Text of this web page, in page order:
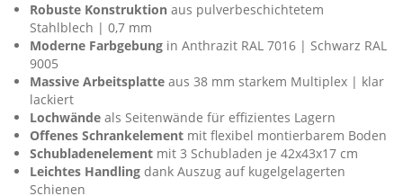
Robuste Konstruktion aus pulverbeschichtetem
Stahlblech | 0,7 mm
Moderne Farbgebung in Anthrazit RAL 7016 | Schwarz RAL
9005
Massive Arbeitsplatte aus 38 mm starkem Multiplex | klar
lackiert
Lochwände als Seitenwände für effizientes Lagern
Offenes Schrankelement mit flexibel montierbarem Boden
Schubladenelement mit 3 Schubladen je 42x43x17 cm
Leichtes Handling dank Auszug auf kugelgelagerten
Schienen